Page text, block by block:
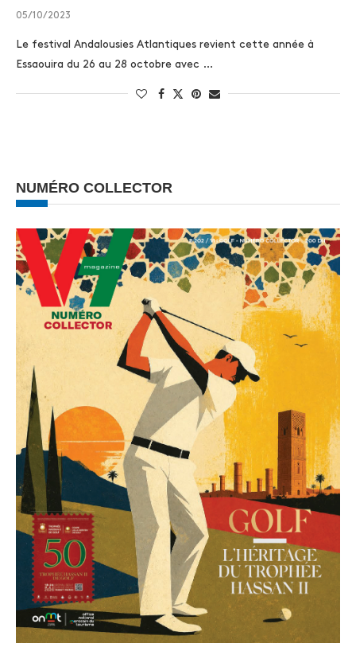
05/10/2023
Le festival Andalousies Atlantiques revient cette année à
Essaouira du 26 au 28 octobre avec …
NUMÉRO COLLECTOR